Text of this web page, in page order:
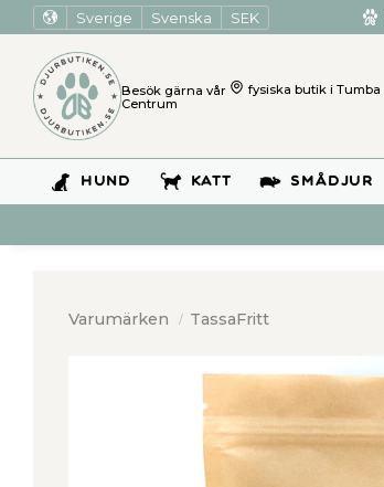
Sverige Svenska SEK
Besök gärna vår fysiska butik i Tumba
Centrum
HUND KATT SMÅDJUR
Varumärken TassaFritt